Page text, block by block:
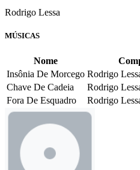
Rodrigo Lessa
MÚSICAS
Nome
Insônia De Morcego Rodrigo
Chave De Cadeia
Rodrigo
Fora De Esquadro
Rodrigo